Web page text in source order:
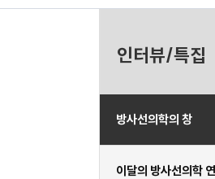
인터뷰/특집
방사선의학의 창
이달의 방사선의학